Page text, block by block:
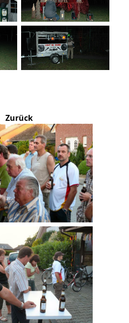
Zurück